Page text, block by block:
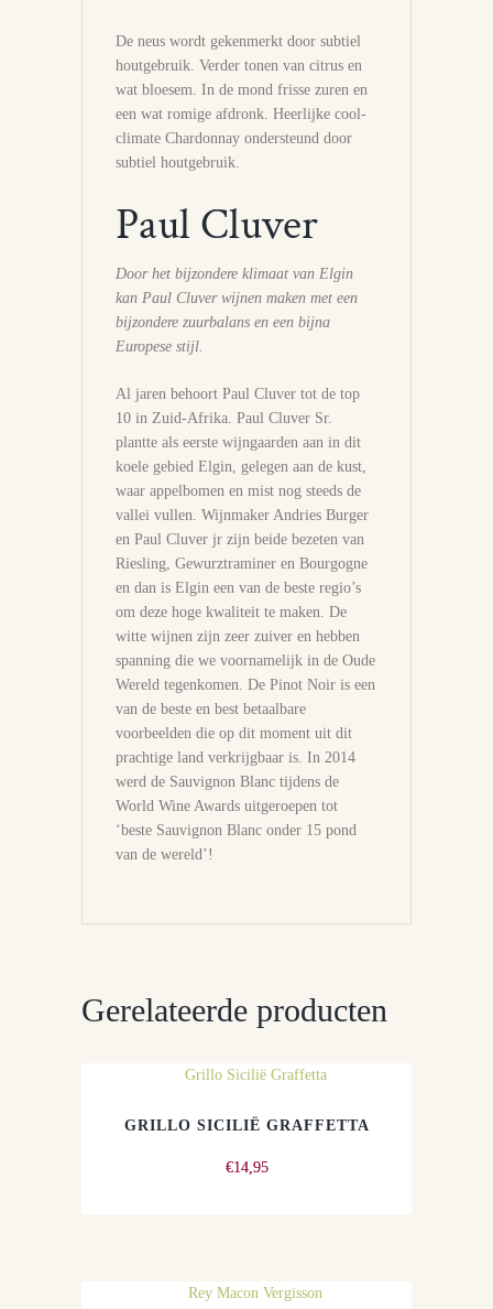
De neus wordt gekenmerkt door subtiel
houtgebruik. Verder tonen van citrus en
wat bloesem. In de mond frisse zuren en
een wat romige afdronk. Heerlijke cool-
climate Chardonnay ondersteund door
subtiel houtgebruik.
Paul Cluver
Door het bijzondere klimaat van Elgin
kan Paul Cluver wijnen maken met een
bijzondere zuurbalans en een bijna
Europese stijl.
Al jaren behoort Paul Cluver tot de top
10 in Zuid-Afrika. Paul Cluver Sr.
plantte als eerste wijngaarden aan in dit
koele gebied Elgin, gelegen aan de kust,
waar appelbomen en mist nog steeds de
vallei vullen. Wijnmaker Andries Burger
en Paul Cluver jr zijn beide bezeten van
Riesling, Gewurztraminer en Bourgogne
en dan is Elgin een van de beste regio’s
om deze hoge kwaliteit te maken. De
witte wijnen zijn zeer zuiver en hebben
spanning die we voornamelijk in de Oude
Wereld tegenkomen. De Pinot Noir is een
van de beste en best betaalbare
voorbeelden die op dit moment uit dit
prachtige land verkrijgbaar is. In 2014
werd de Sauvignon Blanc tijdens de
World Wine Awards uitgeroepen tot
‘beste Sauvignon Blanc onder 15 pond
van de wereld’!
Gerelateerde producten
GRILLO SICILIË GRAFFETTA
€14,95